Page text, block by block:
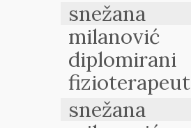
snežana
milanović
diplomirani
fizioterapeut
snežana